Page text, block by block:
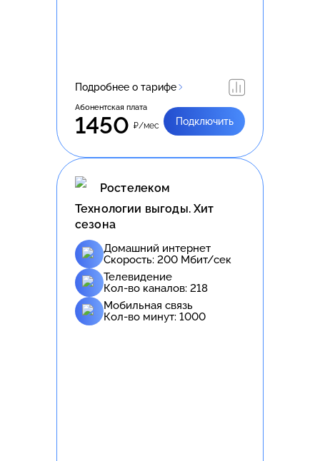
Подробнее о тарифе
Абонентская плата
1450 ₽/мес Подключить
Ростелеком
Технологии выгоды. Хит
сезона
Домашний интернет
Скорость: 200 Мбит/сек
Телевидение
Кол-во каналов: 218
Мобильная связь
Кол-во минут: 1000